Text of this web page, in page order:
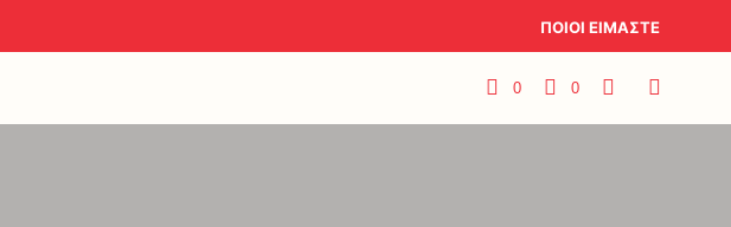
ΠΟΙΟΙ ΕΙΜΑΣΤΕ
0 0